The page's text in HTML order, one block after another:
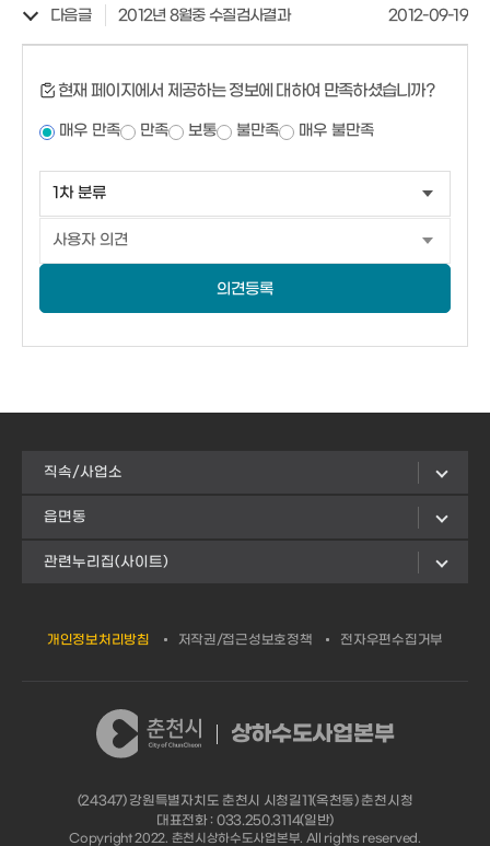
다음글 2012년 8월중 수질검사결과 2012-09-19
현재 페이지에서 제공하는 정보에 대하여 만족하셨습니까?
매우 만족 만족 보통 불만족 매우 불만족
의견등록
직속/사업소
읍면동
관련누리집(사이트)
개인정보처리방침 저작권/접근성보호정책 전자우편수집거부
상하수도사업본부
(24347) 강원특별자치도 춘천시 시청길11(옥천동) 춘천시청
대표전화 : 033.250.3114(일반)
Copyright 2022. 춘천시상하수도사업본부. All rights reserved.